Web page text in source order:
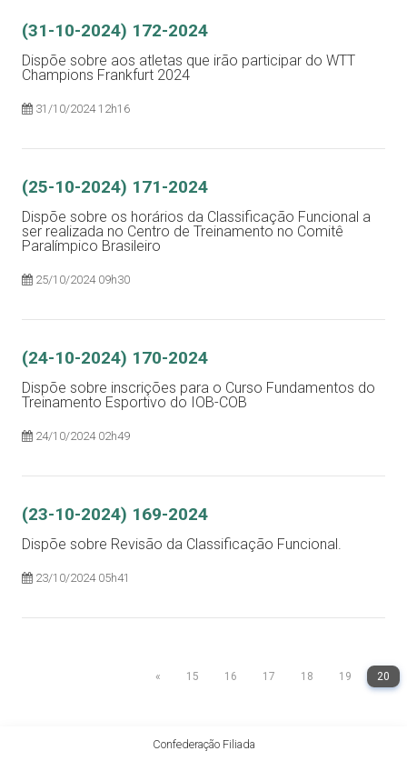
(31-10-2024) 172-2024
Dispõe sobre aos atletas que irão participar do WTT
Champions Frankfurt 2024
31/10/2024 12h16
(25-10-2024) 171-2024
Dispõe sobre os horários da Classificação Funcional a
ser realizada no Centro de Treinamento no Comitê
Paralímpico Brasileiro
25/10/2024 09h30
(24-10-2024) 170-2024
Dispõe sobre inscrições para o Curso Fundamentos do
Treinamento Esportivo do IOB-COB
24/10/2024 02h49
(23-10-2024) 169-2024
Dispõe sobre Revisão da Classificação Funcional.
23/10/2024 05h41
« 15 16 17 18 19 20
Confederação Filiada